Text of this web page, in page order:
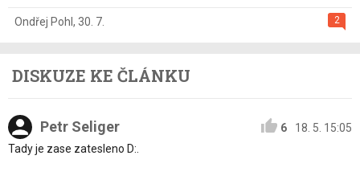
2
Ondřej Pohl , 30. 7.
DISKUZE KE ČLÁNKU
Petr Seliger 6
18. 5. 15:05
Tady je zase zatesleno D:.